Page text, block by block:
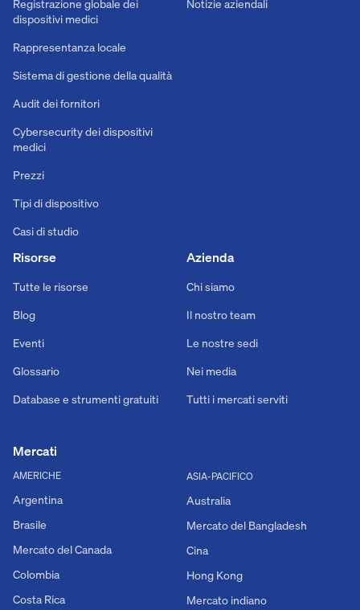
Notizie aziendali
Registrazione globale dei
dispositivi medici
Rappresentanza locale
Sistema di gestione della qualità
Audit dei fornitori
Cybersecurity dei dispositivi
medici
Prezzi
Tipi di dispositivo
Casi di studio
Risorse
Tutte le risorse
Blog
Eventi
Glossario
Database e strumenti gratuiti
Azienda
Chi siamo
Il nostro team
Le nostre sedi
Nei media
Tutti i mercati serviti
Mercati
AMERICHE
Argentina
Brasile
Mercato del Canada
Colombia
Costa Rica
ASIA-PACIFICO
Australia
Mercato del Bangladesh
Cina
Hong Kong
Mercato indiano